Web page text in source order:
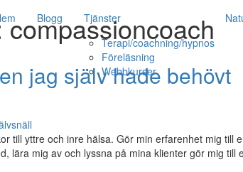
Blogg
Tjänster
Terapi/coachning/hypnos
Föreläsning
Webbkurser
compassioncoach
jag själv hade behövt
till yttre och inre hälsa. Gör min erfarenhet mig till
lära mig av och lyssna på mina klienter gör mig till